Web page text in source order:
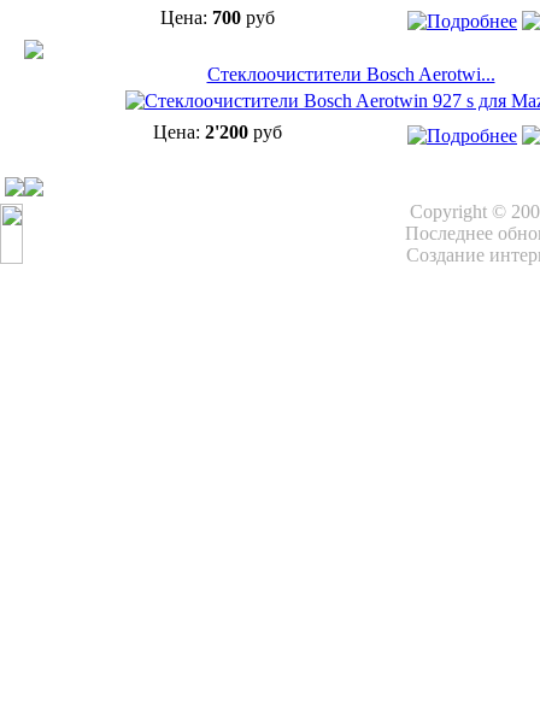
Цена: 700руб
Cтеклоочистители Bosch Aerotwi...
Цена: 2'200руб
Copyright ©
Последнее
Создание